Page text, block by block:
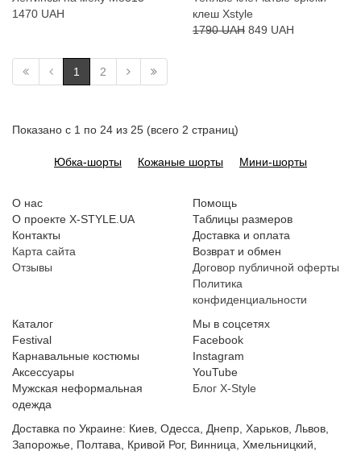
1470 UAH
клеш Xstyle
1790 UAH 849 UAH
1 2
Показано с 1 по 24 из 25 (всего 2 страниц)
Юбка-шорты Кожаные шорты Мини-шорты
О нас
О проекте X-STYLE.UA
Контакты
Карта сайта
Отзывы
Помощь
Таблицы размеров
Доставка и оплата
Возврат и обмен
Договор публичной оферты
Политика
конфиденциальности
Каталог
Festival
Карнавальные костюмы
Аксессуары
Мужская неформальная
одежда
Мы в соцсетях
Facebook
Instagram
YouTube
Блог X-Style
Доставка по Украине: Киев, Одесса, Днепр, Харьков, Львов,
Запорожье, Полтава, Кривой Рог, Винница, Хмельницкий,